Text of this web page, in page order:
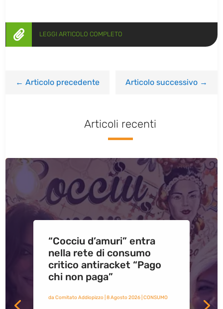
 LEGGI ARTICOLO COMPLETO
←Articolo precedente Articolo successivo→
Articoli recenti
“Cocciu d’amuri” entra
nella rete di consumo
critico antiracket “Pago
chi non paga”
da Comitato Addiopizzo| 8 Agosto 2026| CONSUMO